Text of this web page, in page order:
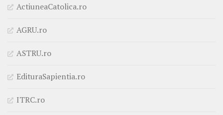
ActiuneaCatolica.ro
AGRU.ro
ASTRU.ro
EdituraSapientia.ro
ITRC.ro